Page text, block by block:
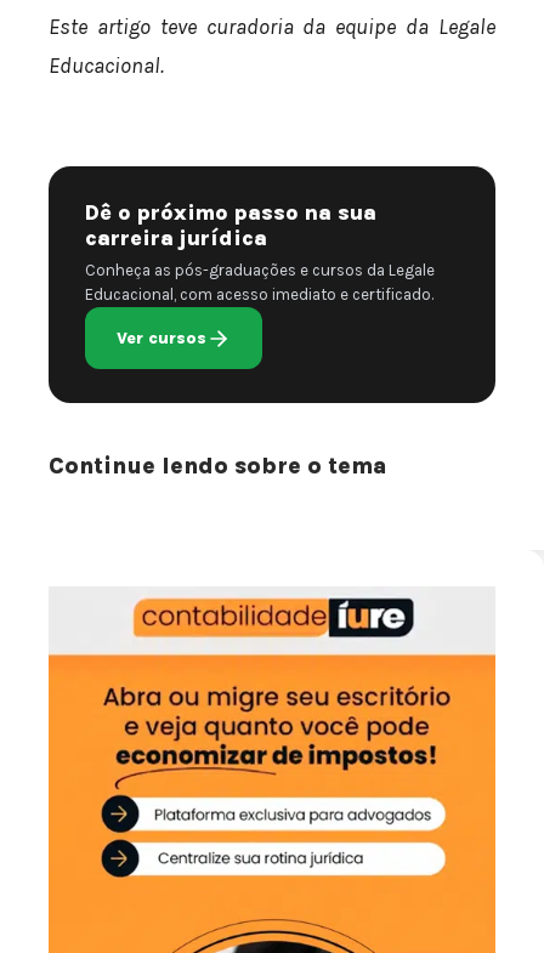
Este artigo teve curadoria da equipe da Legale
Educacional.
Dê o próximo passo na sua
carreira jurídica
Conheça as pós-graduações e cursos da Legale
Educacional, com acesso imediato e certificado.
Ver cursos
Continue lendo sobre o tema